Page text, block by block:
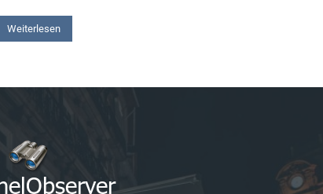
Weiterlesen